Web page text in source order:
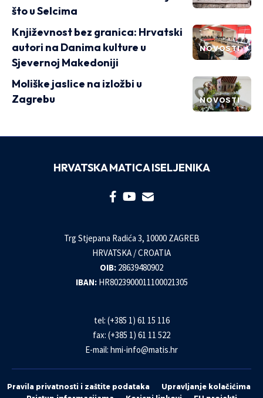
što u Selcima
NOVOSTI
Književnost bez granica: Hrvatski
autori na Danima kulture u
Sjevernoj Makedoniji
NOVOSTI
Moliške jaslice na izložbi u
Zagrebu
HRVATSKA MATICA ISELJENIKA
Trg Stjepana Radića 3, 10000 ZAGREB
HRVATSKA / CROATIA
OIB: 28639480902
IBAN: HR8023900011100021305
tel: (+385 1) 61 15 116
fax: (+385 1) 61 11 522
E-mail: hmi-info@matis.hr
Pravila privatnosti i zaštite podataka
Upravljanje kolačićima